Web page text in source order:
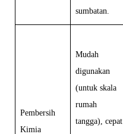
sumbatan.
Pembersih
Kimia
Mudah
digunakan
(untuk skala
rumah
tangga), cepat